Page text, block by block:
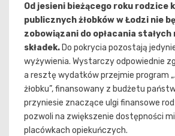
Od jesieni bieżącego roku rodzice
publicznych żłobków w Łodzi nie
zobowiązani do opłacania
składek. Do pokrycia pozostają
wyżywienia. Wystarczy odpowiednie
a resztę wydatków przejmie program
żłobku”, finansowany z budżetu
przyniesie znaczące ulgi finansowe
pozwoli na zwiększenie dostępności
placówkach opiekuńczych.